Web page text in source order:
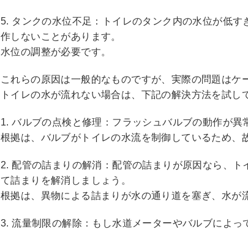
5. タンクの水位不足：トイレのタンク内の水位が低
作しないことがあります。
水位の調整が必要です。
これらの原因は一般的なものですが、実際の問題はケ
トイレの水が流れない場合は、下記の解決方法を試し
1. バルブの点検と修理：フラッシュバルブの動作が異
根拠は、バルブがトイレの水流を制御しているため、
2. 配管の詰まりの解消：配管の詰まりが原因なら、ト
て詰まりを解消しましょう。
根拠は、異物による詰まりが水の通り道を塞ぎ、水が
3. 流量制限の解除：もし水道メーターやバルブによ